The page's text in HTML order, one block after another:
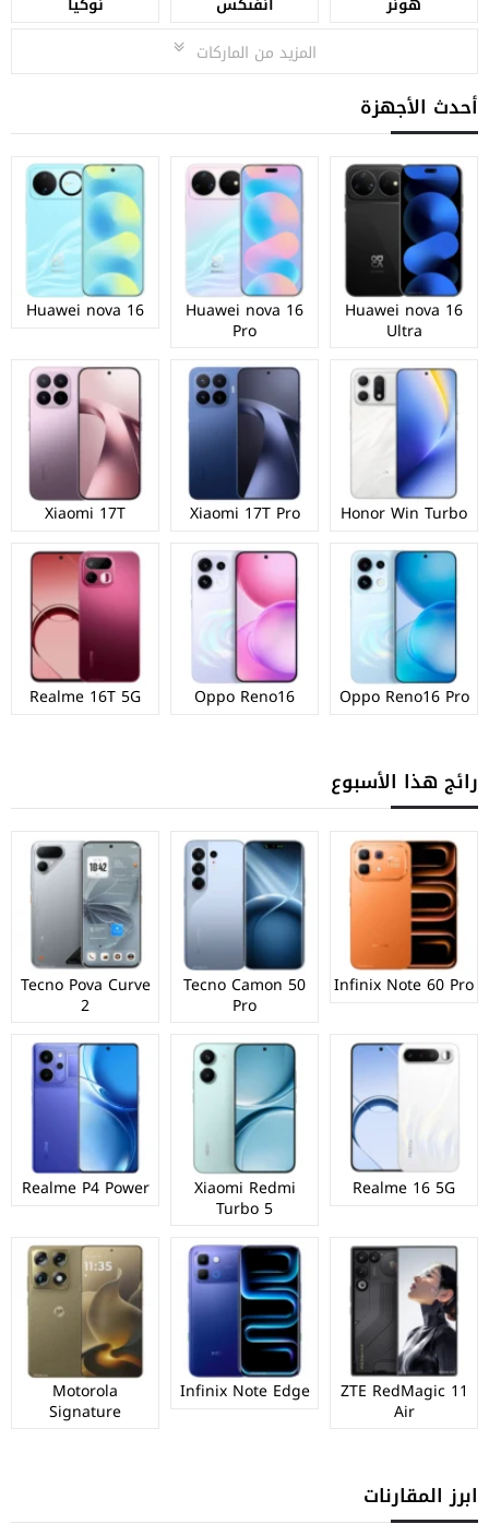
المزيد من الماركات
أحدث الأجهزة
Huawei nova 16
Ultra
Huawei nova 16
Pro
Huawei nova 16
Honor Win Turbo
Xiaomi 17T Pro
Xiaomi 17T
Oppo Reno16 Pro
Oppo Reno16
Realme 16T 5G
رائج هذا الأسبوع
Infinix Note 60 Pro
Tecno Camon 50
Pro
Tecno Pova Curve
2
Realme 16 5G
Xiaomi Redmi
Turbo 5
Realme P4 Power
ZTE RedMagic 11
Air
Infinix Note Edge
Motorola
Signature
ابرز المقارنات